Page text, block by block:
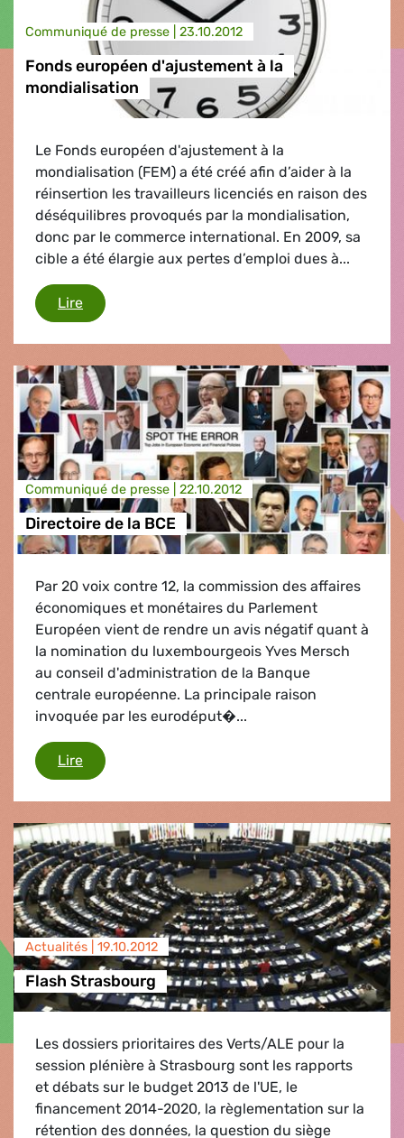
Communiqué de presse | 23.10.2012
Fonds européen d'ajustement à la
mondialisation
Le Fonds européen d'ajustement à la
mondialisation (FEM) a été créé afin d’aider à la
réinsertion les travailleurs licenciés en raison des
déséquilibres provoqués par la mondialisation,
donc par le commerce international. En 2009, sa
cible a été élargie aux pertes d’emploi dues à...
LireFonds européen d'ajustement à la
Communiqué de presse | 22.10.2012
Directoire de la BCE
Par 20 voix contre 12, la commission des affaires
économiques et monétaires du Parlement
Européen vient de rendre un avis négatif quant à
la nomination du luxembourgeois Yves Mersch
au conseil d'administration de la Banque
centrale européenne. La principale raison
invoquée par les eurodéput�...
LireDirectoire de la BCE
Actualités | 19.10.2012
Flash Strasbourg
Les dossiers prioritaires des Verts/ALE pour la
session plénière à Strasbourg sont les rapports
et débats sur le budget 2013 de l'UE, le
financement 2014-2020, la règlementation sur la
rétention des données, la question du siège